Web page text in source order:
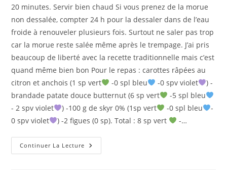
20 minutes. Servir bien chaud Si vous prenez de la morue
non dessalée, compter 24 h pour la dessaler dans de l’eau
froide à renouveler plusieurs fois. Surtout ne saler pas trop
car la morue reste salée même après le trempage. J’ai pris
beaucoup de liberté avec la recette traditionnelle mais c’est
quand même bien bon Pour le repas : carottes râpées au
citron et anchois (1 sp vert
-0 spl bleu -0 spv violet
) -
brandade patate douce butternut (6 sp vert
-5 spl bleu
- 2 spv violet
) -100 g de skyr 0% (1sp vert -0 spl bleu
-
0 spv violet
) -2 figues (0 sp). Total : 8 sp vert -…
Continuer La Lecture BRANDADE
PATATE